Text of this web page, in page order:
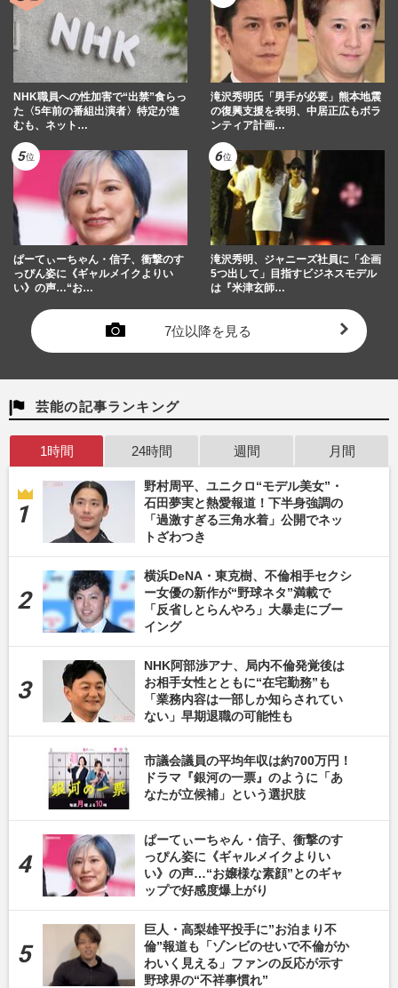
NHK職員への性加害で“出禁”食らっ
た〈5年前の番組出演者〉特定が進
むも、ネット…
滝沢秀明氏「男手が必要」熊本地震
の復興支援を表明、中居正広もボラ
ンティア計画…
ぱーてぃーちゃん・信子、衝撃のす
っぴん姿に《ギャルメイクよりい
い》の声…“お…
滝沢秀明、ジャニーズ社員に「企画
5つ出して」目指すビジネスモデル
は『米津玄師…
7位以降を見る
芸能の記事ランキング
1時間 24時間 週間 月間
野村周平、ユニクロ“モデル美女”・
石田夢実と熱愛報道！下半身強調の
「過激すぎる三角水着」公開でネッ
トざわつき
横浜DeNA・東克樹、不倫相手セクシ
ー女優の新作が“野球ネタ”満載で
「反省しとらんやろ」大暴走にブー
イング
NHK阿部渉アナ、局内不倫発覚後は
お相手女性とともに“在宅勤務”も
「業務内容は一部しか知らされてい
ない」早期退職の可能性も
市議会議員の平均年収は約700万円！
ドラマ『銀河の一票』のように「あ
なたが立候補」という選択肢
ぱーてぃーちゃん・信子、衝撃のす
っぴん姿に《ギャルメイクよりい
い》の声…“お嬢様な素顔”とのギャ
ップで好感度爆上がり
巨人・高梨雄平投手に”お泊まり不
倫”報道も「ゾンビのせいで不倫がか
わいく見える」ファンの反応が示す
野球界の“不祥事慣れ”